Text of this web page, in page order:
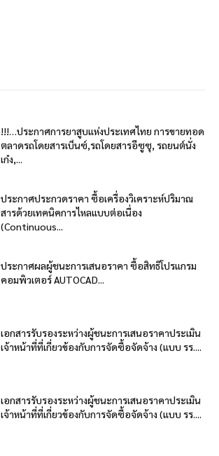
!!!…ประกาศการยาสูบแห่งประเทศไทย การขายทอด
ตลาดรถโดยสารเบ็นซ์,รถโดยสารอีซูซุ, รถยนต์นั่ง
เก๋ง,...
ประกาศประกวดราคา ซื้อเครื่องวิเคราะห์ปริมาณ
สารด้วยเทคนิคการไหลแบบต่อเนื่อง
(Continuous...
ประกาศผลผู้ชนะการเสนอราคา ซื้อสิทธิโปรแกรม
คอมพิวเตอร์ AUTOCAD...
เอกสารรับรองระหว่างผู้ชนะการเสนอราคาประเมิน
เจ้าหน้าที่ที่เกี่ยวข้องกับการจัดซื้อจัดจ้าง (แบบ รร....
เอกสารรับรองระหว่างผู้ชนะการเสนอราคาประเมิน
เจ้าหน้าที่ที่เกี่ยวข้องกับการจัดซื้อจัดจ้าง (แบบ รร....